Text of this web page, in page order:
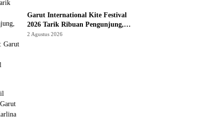
Garut International Kite Festival
2026 Tarik Ribuan Pengunjung,
Bupati Syakur: Garut Makin Dikenal
2 Agustus 2026